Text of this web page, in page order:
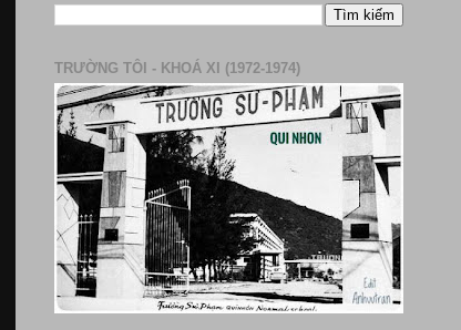
TRƯỜNG TÔI - KHOÁ XI (1972-1974)